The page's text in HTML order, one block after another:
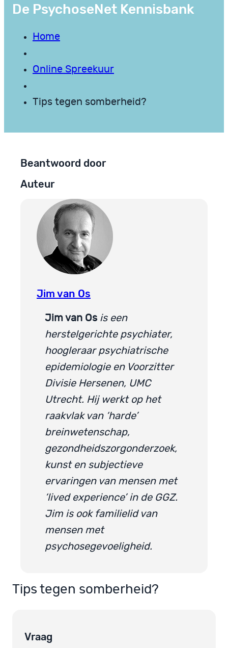
De PsychoseNet Kennisbank
Home
Online Spreekuur
Tips tegen somberheid?
Beantwoord door
Auteur
Jim van Os
Jim van Os is een
herstelgerichte psychiater,
hoogleraar psychiatrische
epidemiologie en Voorzitter
Divisie Hersenen, UMC
Utrecht. Hij werkt op het
raakvlak van ‘harde’
breinwetenschap,
gezondheidszorgonderzoek,
kunst en subjectieve
ervaringen van mensen met
‘lived experience’ in de GGZ.
Jim is ook familielid van
mensen met
psychosegevoeligheid.
Tips tegen somberheid?
Vraag